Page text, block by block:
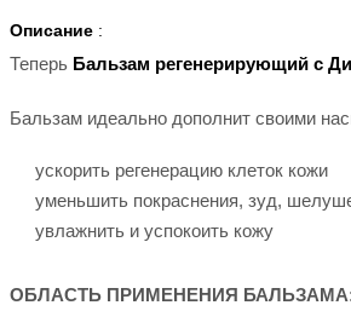
Описание :
Теперь Бальзам регенерирующий с
Бальзам идеально дополнит своими
ускорить регенерацию клеток кожи
уменьшить покраснения, зуд,
увлажнить и успокоить кожу
ОБЛАСТЬ ПРИМЕНЕНИЯ